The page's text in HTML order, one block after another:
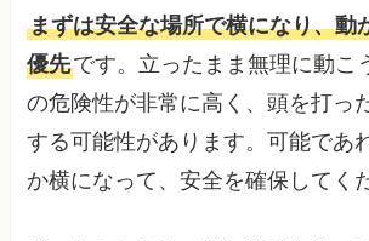
まずは安全な場所で横になり、動
優先です。立ったまま無理に動こ
の危険性が非常に高く、頭を打っ
する可能性があります。可能であ
か横になって、安全を確保してく